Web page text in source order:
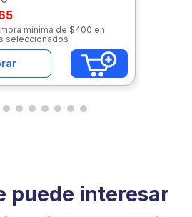
mínima de $400 en
seleccionados
puede interesar